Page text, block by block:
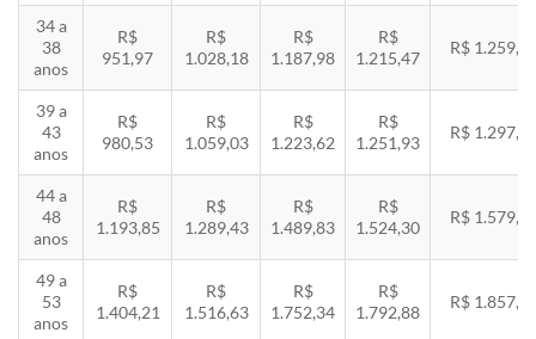
34 a
38
anos
R$
951,97
R$
1.028,18
R$
1.187,98
R$
1.215,47
R$
39 a
43
anos
R$
980,53
R$
1.059,03
R$
1.223,62
R$
1.251,93
R$
44 a
48
anos
R$
1.193,85
R$
1.289,43
R$
1.489,83
R$
1.524,30
R$
49 a
53
anos
R$
1.404,21
R$
1.516,63
R$
1.752,34
R$
1.792,88
R$